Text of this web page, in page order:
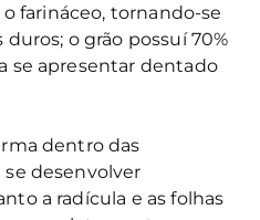
farináceo, tornando-se
o grão possuí 70%
se apresentar dentado
dentro das
desenvolver
a radícula e as folhas